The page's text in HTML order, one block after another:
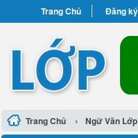
Trang Chủ Đăng ký
Trang Chủ › Ngữ Văn